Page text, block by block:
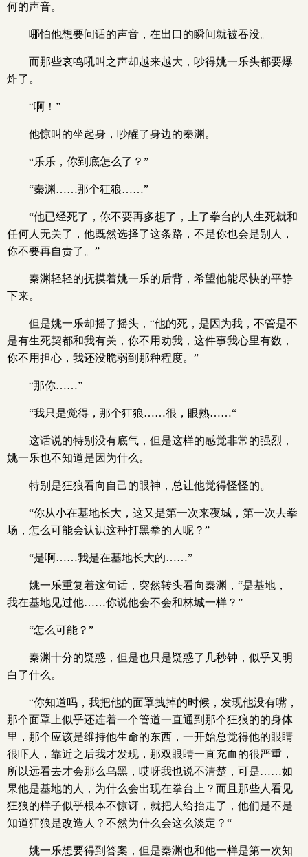
何的声音。
哪怕他想要问话的声音，在出口的瞬间就被吞没。
而那些哀鸣吼叫之声却越来越大，吵得姚一乐头都要爆
炸了。
“啊！”
他惊叫的坐起身，吵醒了身边的秦渊。
“乐乐，你到底怎么了？”
“秦渊……那个狂狼……”
“他已经死了，你不要再多想了，上了拳台的人生死就和
任何人无关了，他既然选择了这条路，不是你也会是别人，
你不要再自责了。”
秦渊轻轻的抚摸着姚一乐的后背，希望他能尽快的平静
下来。
但是姚一乐却摇了摇头，“他的死，是因为我，不管是不
是有生死契都和我有关，你不用劝我，这件事我心里有数，
你不用担心，我还没脆弱到那种程度。”
“那你……”
“我只是觉得，那个狂狼……很，眼熟……“
这话说的特别没有底气，但是这样的感觉非常的强烈，
姚一乐也不知道是因为什么。
特别是狂狼看向自己的眼神，总让他觉得怪怪的。
“你从小在基地长大，这又是第一次来夜城，第一次去拳
场，怎么可能会认识这种打黑拳的人呢？”
“是啊……我是在基地长大的……”
姚一乐重复着这句话，突然转头看向秦渊，“是基地，
我在基地见过他……你说他会不会和林城一样？”
“怎么可能？”
秦渊十分的疑惑，但是也只是疑惑了几秒钟，似乎又明
白了什么。
“你知道吗，我把他的面罩拽掉的时候，发现他没有嘴，
那个面罩上似乎还连着一个管道一直通到那个狂狼的的身体
里，那个应该是维持他生命的东西，一开始总觉得他的眼睛
很吓人，靠近之后我才发现，那双眼睛一直充血的很严重，
所以远看去才会那么乌黑，哎呀我也说不清楚，可是……如
果他是基地的人，为什么会出现在拳台上？而且那些人看见
狂狼的样子似乎根本不惊讶，就把人给抬走了，他们是不是
知道狂狼是改造人？不然为什么会这么淡定？“
姚一乐想要得到答案，但是秦渊也和他一样是第一次知